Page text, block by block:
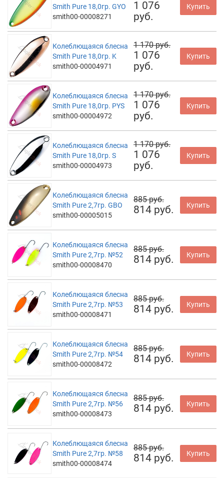
Smith Pure 18,0гр. GYO
smith00-00008271
1 076
руб.
Купить
Колеблющаяся блесна
Smith Pure 18,0гр. K
smith00-00004971
1 170 руб.
1 076
руб.
Купить
Колеблющаяся блесна
Smith Pure 18,0гр. PYS
smith00-00004972
1 170 руб.
1 076
руб.
Купить
Колеблющаяся блесна
Smith Pure 18,0гр. S
smith00-00004973
1 170 руб.
1 076
руб.
Купить
Колеблющаяся блесна
Smith Pure 2,7гр. GBO
smith00-00005015
885 руб.
814 руб. Купить
Колеблющаяся блесна
Smith Pure 2,7гр. №52
smith00-00008470
885 руб.
814 руб. Купить
Колеблющаяся блесна
Smith Pure 2,7гр. №53
smith00-00008471
885 руб.
814 руб. Купить
Колеблющаяся блесна
Smith Pure 2,7гр. №54
smith00-00008472
885 руб.
814 руб. Купить
Колеблющаяся блесна
Smith Pure 2,7гр. №56
smith00-00008473
885 руб.
814 руб. Купить
Колеблющаяся блесна
Smith Pure 2,7гр. №58
smith00-00008474
885 руб.
814 руб. Купить